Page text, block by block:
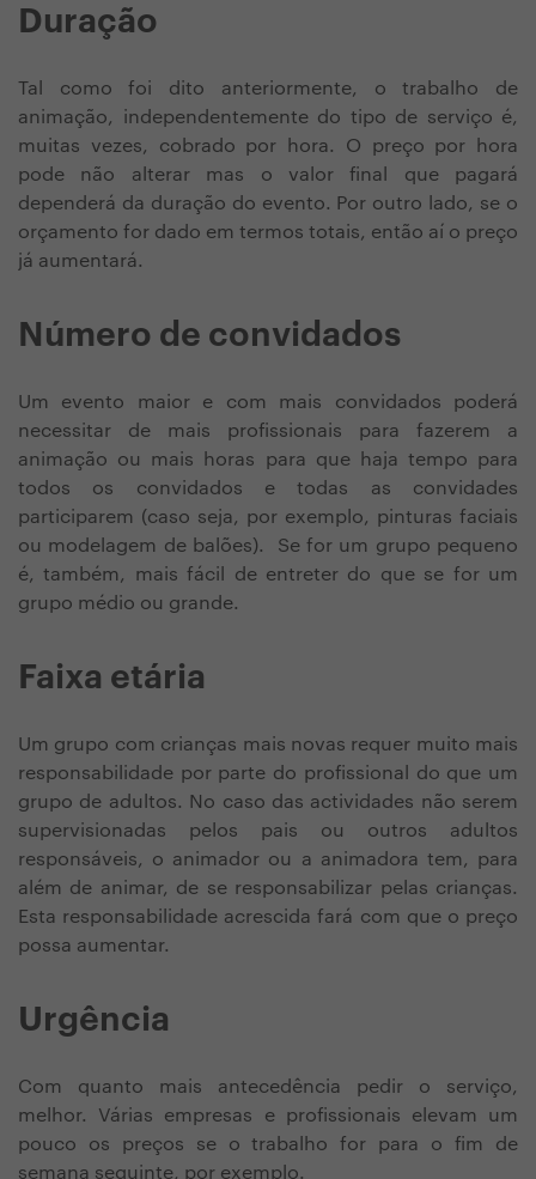
Duração
Tal como foi dito anteriormente, o trabalho de
animação, independentemente do tipo de serviço é,
muitas vezes, cobrado por hora. O preço por hora
pode não alterar mas o valor final que pagará
dependerá da duração do evento. Por outro lado, se o
orçamento for dado em termos totais, então aí o preço
já aumentará.
Número de convidados
Um evento maior e com mais convidados poderá
necessitar de mais profissionais para fazerem a
animação ou mais horas para que haja tempo para
todos os convidados e todas as convidades
participarem (caso seja, por exemplo, pinturas faciais
ou modelagem de balões). Se for um grupo pequeno
é, também, mais fácil de entreter do que se for um
grupo médio ou grande.
Faixa etária
Um grupo com crianças mais novas requer muito mais
responsabilidade por parte do profissional do que um
grupo de adultos. No caso das actividades não serem
supervisionadas pelos pais ou outros adultos
responsáveis, o animador ou a animadora tem, para
além de animar, de se responsabilizar pelas crianças.
Esta responsabilidade acrescida fará com que o preço
possa aumentar.
Urgência
Com quanto mais antecedência pedir o serviço,
melhor. Várias empresas e profissionais elevam um
pouco os preços se o trabalho for para o fim de
semana seguinte, por exemplo.